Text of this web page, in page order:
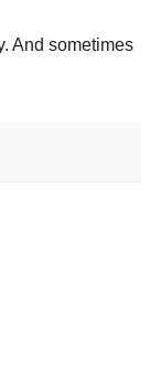
And sometimes